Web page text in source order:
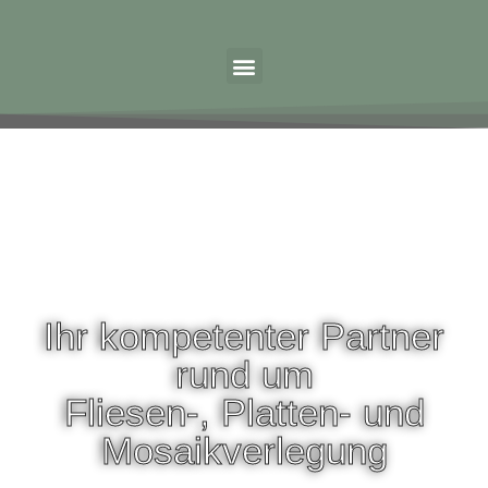
Ihr kompetenter Partner
rund um
Fliesen-, Platten- und
Mosaikverlegung